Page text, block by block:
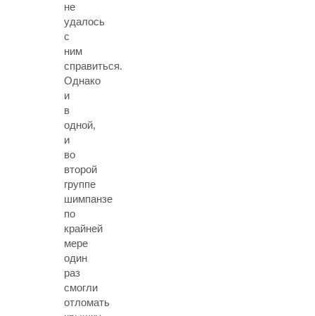
не
удалось
с
ним
справиться.
Однако
и
в
одной,
и
во
второй
группе
шимпанзе
по
крайней
мере
один
раз
смогли
отломать